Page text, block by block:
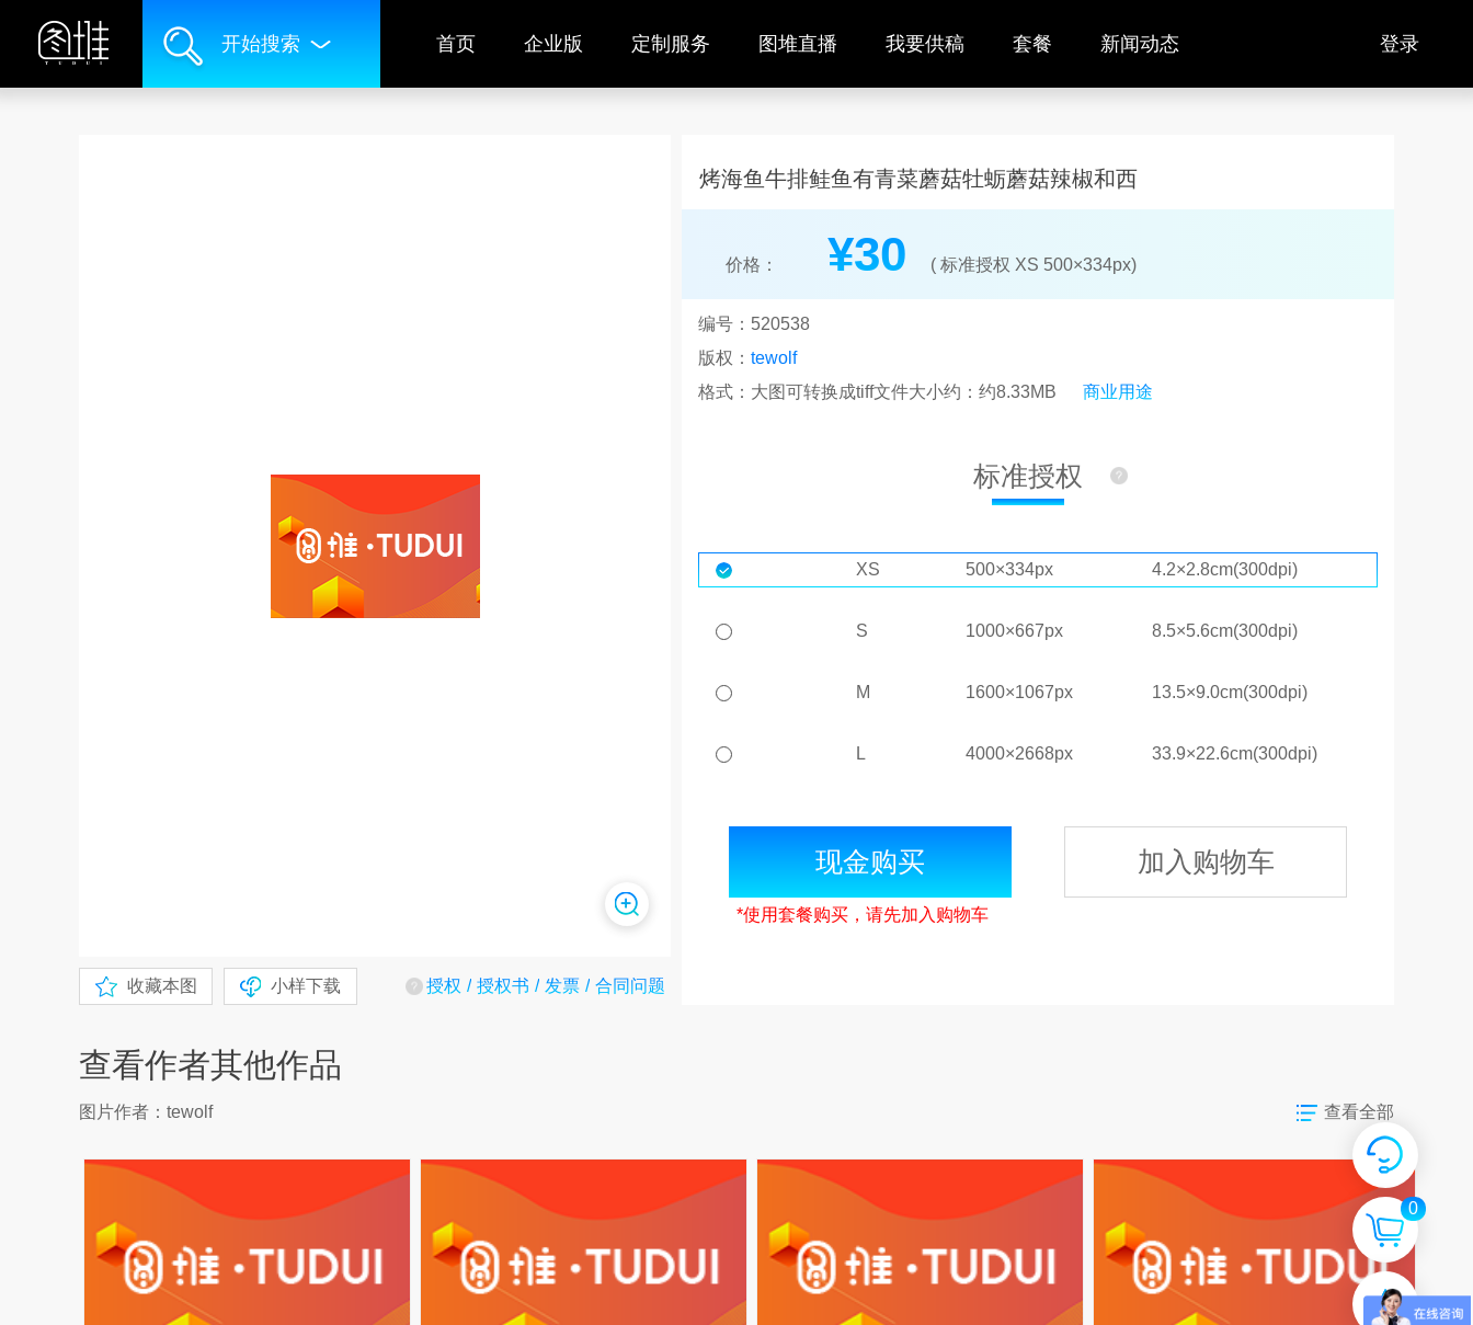
开始搜索 首页 企业版 定制服务 图堆直播 我要供稿 套餐 新闻动态 登录
收藏本图 小样下载 授权 授权书 发票 合同问题
烤海鱼牛排鲑鱼有青菜蘑菇牡蛎蘑菇辣椒和西
价格： ¥30 ( 标准授权 XS 500×334px)
编号：520538
版权： tewolf
格式：大图可转换成tiff文件大小约：约8.33MB
商业用途
标准授权
XS 500×334px 4.2×2.8cm(300dpi)
S 1000×667px 8.5×5.6cm(300dpi)
M 1600×1067px 13.5×9.0cm(300dpi)
L 4000×2668px 33.9×22.6cm(300dpi)
现金购买 加入购物车
*使用套餐购买，请先加入购物车
查看作者其他作品
图片作者：tewolf 查看全部
0